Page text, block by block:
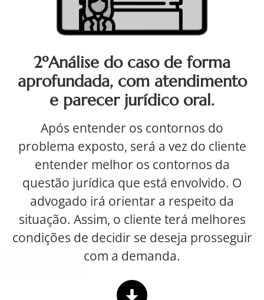
2ºAnálise do caso de forma
aprofundada, com atendimento
e parecer jurídico oral.
Após entender os contornos do
problema exposto, será a vez do cliente
entender melhor os contornos da
questão jurídica que está envolvido. O
advogado irá orientar a respeito da
situação. Assim, o cliente terá melhores
condições de decidir se deseja prosseguir
com a demanda.